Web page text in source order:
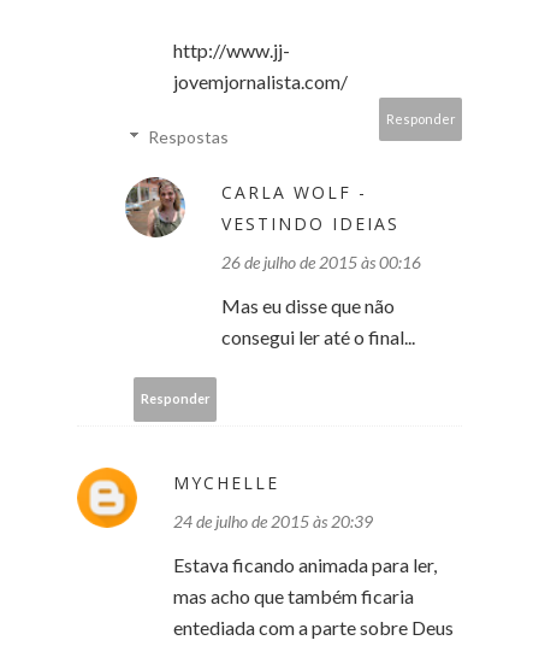
http://www.jj-
jovemjornalista.com/
Responder
Respostas
CARLA WOLF -
VESTINDO IDEIAS
26 de julho de 2015 às 00:16
Mas eu disse que não
consegui ler até o final...
Responder
MYCHELLE
24 de julho de 2015 às 20:39
Estava ficando animada para ler,
mas acho que também ficaria
entediada com a parte sobre Deus